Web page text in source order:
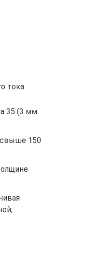
тока:
35 (3 мм
свыше 150